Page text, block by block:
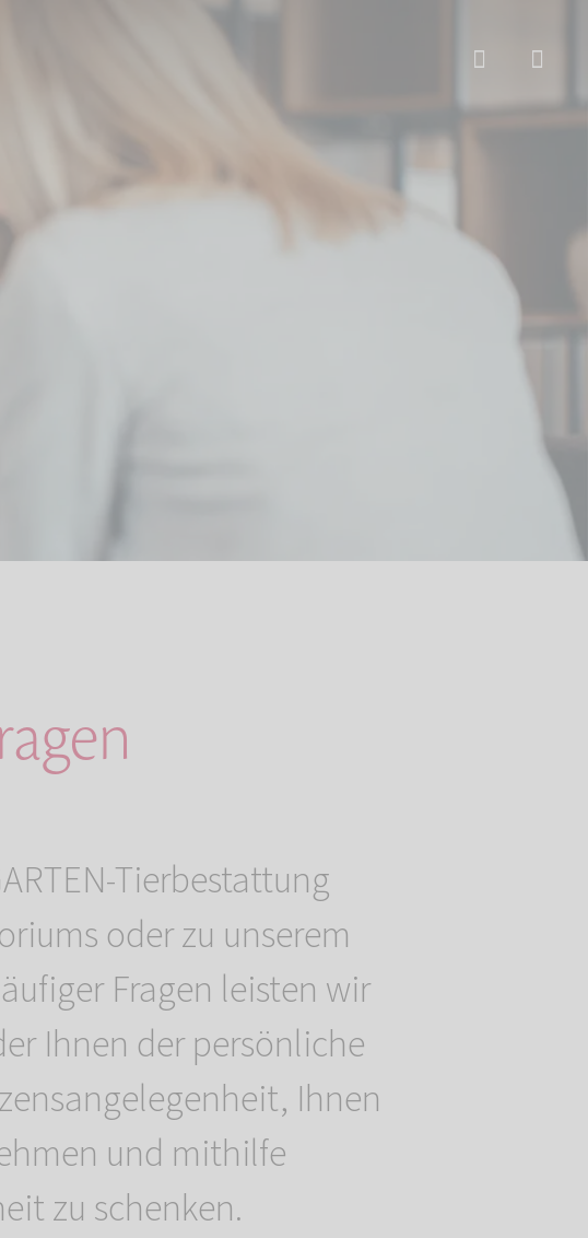
Tierbestattung
oder zu unserem
Fragen leisten wir
Ihnen der persönliche
Ihnen
und mithilfe
zu schenken.